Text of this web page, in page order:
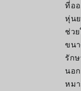
ที่อ
หุ่น
ช่ว
ขน
รัก
นอ
หมา